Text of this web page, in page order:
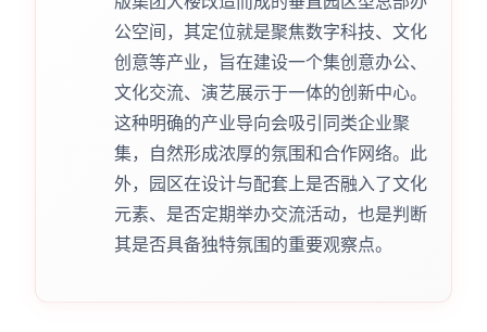
公空间，其定位就是聚焦数字科技、文化
创意等产业，旨在建设一个集创意办公、
文化交流、演艺展示于一体的创新中心。
这种明确的产业导向会吸引同类企业聚
集，自然形成浓厚的氛围和合作网络。此
外，园区在设计与配套上是否融入了文化
元素、是否定期举办交流活动，也是判断
其是否具备独特氛围的重要观察点。